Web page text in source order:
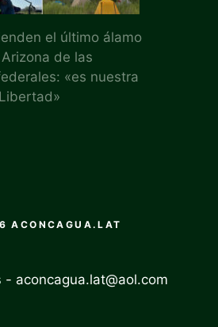
el último álamo
de las
«es nuestra
ACONCAGUA.LAT
- aconcagua.lat@aol.com